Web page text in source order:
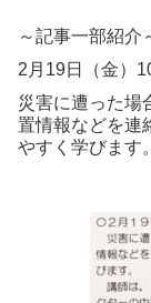
～記事一部紹介
2月19日（金）
災害に遭った場
置情報などを連
やすく学びます。